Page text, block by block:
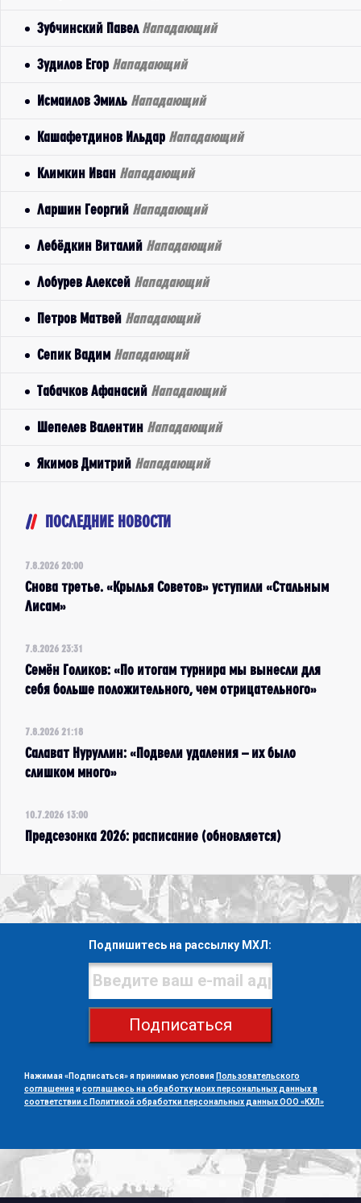
Зубчинский Павел Нападающий
Зудилов Егор Нападающий
Исмаилов Эмиль Нападающий
Кашафетдинов Ильдар Нападающий
Климкин Иван Нападающий
Ларшин Георгий Нападающий
Лебёдкин Виталий Нападающий
Лобурев Алексей Нападающий
Петров Матвей Нападающий
Сепик Вадим Нападающий
Табачков Афанасий Нападающий
Шепелев Валентин Нападающий
Якимов Дмитрий Нападающий
ПОСЛЕДНИЕ НОВОСТИ
7.8.2026 20:00
Снова третье. «Крылья Советов» уступили «Стальным
Лисам»
7.8.2026 23:31
Семён Голиков: «По итогам турнира мы вынесли для
себя больше положительного, чем отрицательного»
7.8.2026 21:18
Салават Нуруллин: «Подвели удаления – их было
слишком много»
10.7.2026 13:00
Предсезонка 2026: расписание (обновляется)
Подпишитесь на рассылку МХЛ:
Подписаться
Нажимая «Подписаться» я принимаю условия Пользовательского
соглашенияисоглашаюсь на обработку моих персональных данных в
соответствии с Политикой обработки персональных данных ООО «КХЛ»